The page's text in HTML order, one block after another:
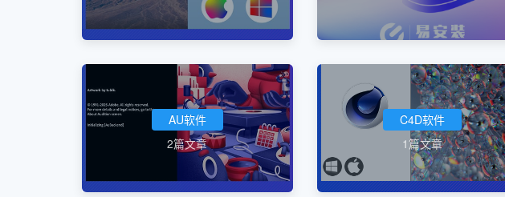
AU软件
2篇文章
C4D软件
1篇文章